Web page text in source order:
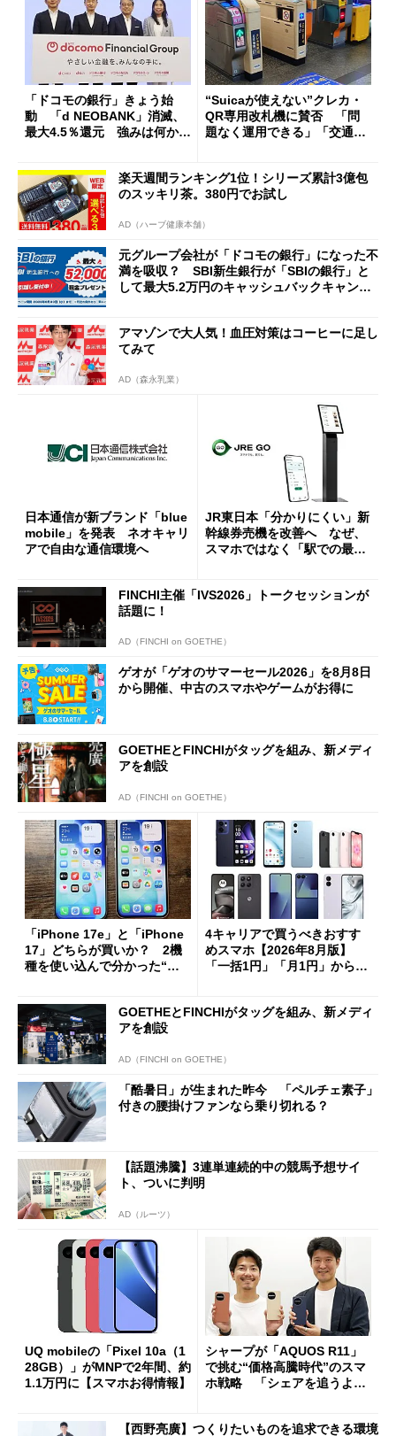
「ドコモの銀行」きょう始
動 「d NEOBANK」消滅、
最大4.5％還元 強みは何か解
“Suicaが使えない”クレカ・
QR専用改札機に賛否 「問
題なく運用できる」「交通系I
楽天週間ランキング1位！シリーズ累計3億包
のスッキリ茶。380円でお試し
AD（ハーブ健康本舗）
元グループ会社が「ドコモの銀行」になった不
満を吸収？ SBI新生銀行が「SBIの銀行」と
して最大5.2万円のキャッシュバックキャンペ
アマゾンで大人気！血圧対策はコーヒーに足し
てみて
AD（森永乳業）
日本通信が新ブランド「blue
mobile」を発表 ネオキャリ
アで自由な通信環境へ
JR東日本「分かりにくい」新
幹線券売機を改善へ なぜ、
スマホではなく「駅での最短
FINCHI主催「IVS2026」トークセッションが
話題に！
AD（FINCHI on GOETHE）
ゲオが「ゲオのサマーセール2026」を8月8日
から開催、中古のスマホやゲームがお得に
GOETHEとFINCHIがタッグを組み、新メディ
アを創設
AD（FINCHI on GOETHE）
「iPhone 17e」と「iPhone
17」どちらが買いか？ 2機
種を使い込んで分かった“ス
4キャリアで買うべきおすす
めスマホ【2026年8月版】
「一括1円」「月1円」からお
GOETHEとFINCHIがタッグを組み、新メディ
アを創設
AD（FINCHI on GOETHE）
「酷暑日」が生まれた昨今 「ペルチェ素子」
付きの腰掛けファンなら乗り切れる？
【話題沸騰】3連単連続的中の競馬予想サイ
ト、ついに判明
AD（ルーツ）
UQ mobileの「Pixel 10a（1
28GB）」がMNPで2年間、約
1.1万円に【スマホお得情報】
シャープが「AQUOS R11」
で挑む“価格高騰時代”のスマ
ホ戦略 「シェアを追うより
【西野亮廣】つくりたいものを追求できる環境